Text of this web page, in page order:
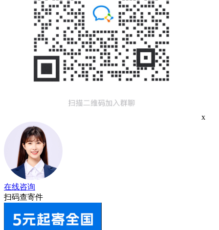
x
在线咨询
扫码查寄件